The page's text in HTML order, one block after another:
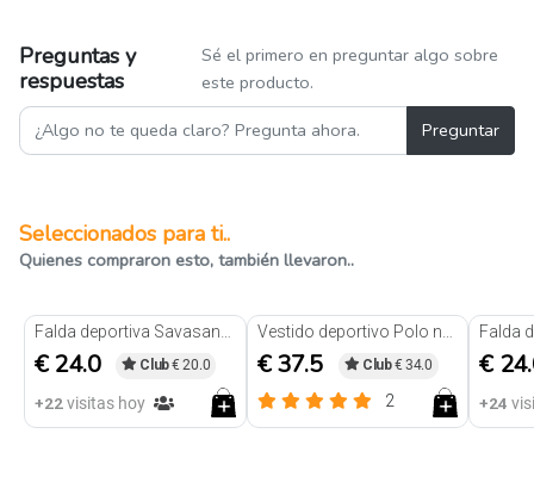
Preguntas y
respuestas
Sé el primero en preguntar algo sobre
este producto.
Preguntar
Seleccionados para ti..
Quienes compraron esto, también llevaron..
€ 24.0 Club€ 20.0
+22visitas hoy
€ 37.5 Club€ 34.0
2
€
+24